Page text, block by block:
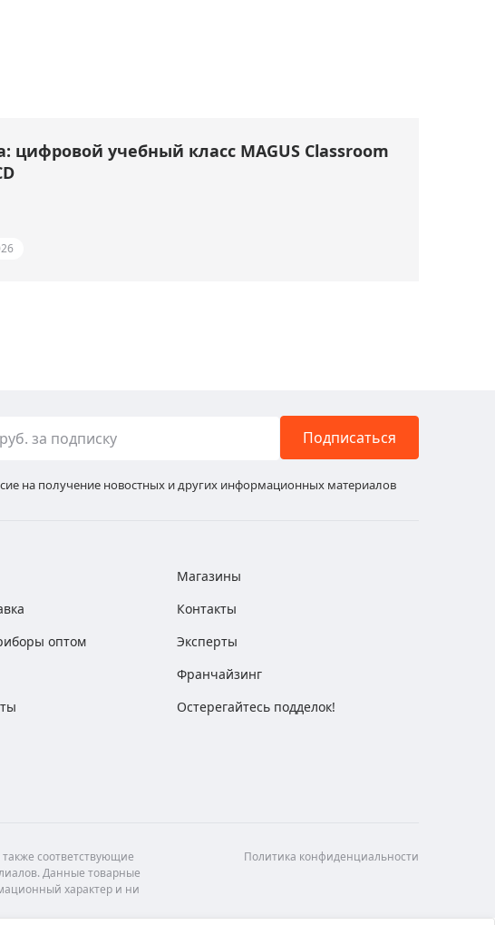
цифровой учебный класс MAGUS Classroom
Подписаться
на получение новостных и других информационных материалов
оптом
Магазины
Контакты
Эксперты
Франчайзинг
Остерегайтесь подделок!
соответствующие
Данные товарные
характер и ни
Политика конфиденциальности